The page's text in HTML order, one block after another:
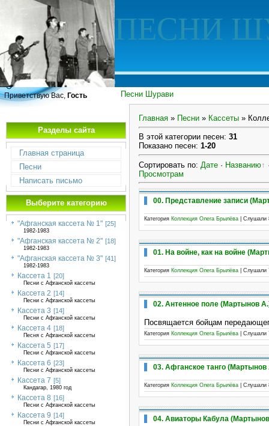
ПЕСНИ
Песни Шурави
Приветствую Вас, Гость
Разделы сайта
Главная страница
Песни
Написать письмо
Выберите категорию
"Афганская кассета № 1" [25]
1982-1983
"Афганская кассета № 2" [18]
1982-1983
"Афганская кассета № 3" [41]
1982-1983
Кассета 1 [20]
Песни с Афганской кассеты
Кассета 2 [14]
Песни с Афганской кассеты
Кассета 3 [14]
Песни с Афганской кассеты
Кассета 4 [18]
Песня с Афганской кассеты
Кассета 5 [17]
Песни с Афганской кассеты
Кассета 6 [23]
Песни с Афганской кассеты
Кассета 7 [5]
Кандагар, 1980 год
Кассета 8 [16]
Песни с Афганской кассеты
Кассета 9 [14]
Песни с Афганской кассеты
Главная » Песни » Кассеты »
В этой категории песен: 31
Показано песен: 1-20
Сортировать по: Дате · Названию
Просмотрам
00. Представление записи
Категория Коллекция Олега Брылёва | Слушали
01. На войне, как на войне
Категория Коллекция Олега Брылёва | Слушали
02. Антенное поле (Мартынов
Посвящается бойцам
Категория Коллекция Олега Брылёва | Слушали
03. Афганское танго (Мартынов
Категория Коллекция Олега Брылёва | Слушали
04. Авиаторы Кабула